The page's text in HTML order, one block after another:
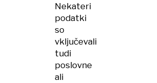
Nekateri
podatki
so
vključevali
tudi
poslovne
ali